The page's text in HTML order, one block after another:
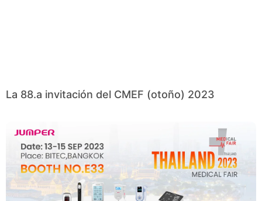
La 88.a invitación del CMEF (otoño) 2023